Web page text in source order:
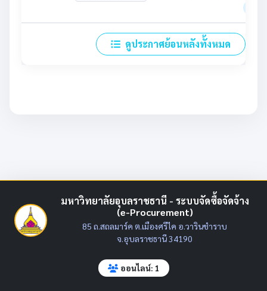
ดูประกาศย้อนหลังทั้งหมด
มหาวิทยาลัยอุบลราชธานี - ระบบจัดซื้อจัดจ้าง
(e-Procurement)
85 ถ.สถลมาร์ค ต.เมืองศรีไค อ.วารินชำราบ
จ.อุบลราชธานี 34190
ออนไลน์: 1